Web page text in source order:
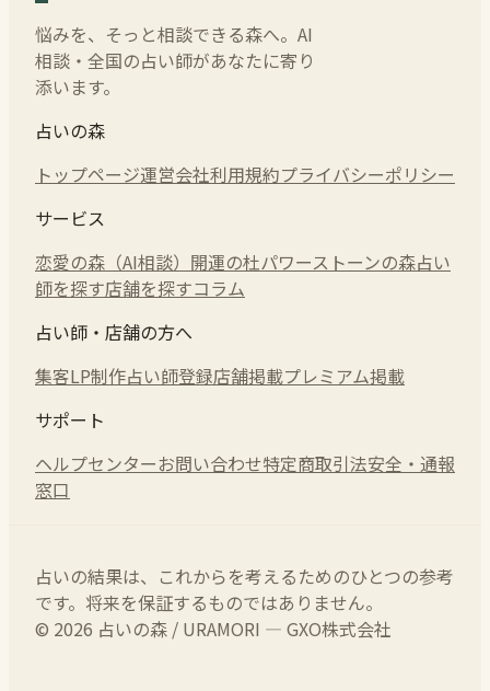
悩みを、そっと相談できる森へ。AI
相談・全国の占い師があなたに寄り
添います。
占いの森
トップページ運営会社利用規約プライバシーポリシー
サービス
恋愛の森（AI相談） 開運の杜パワーストーンの森占い
師を探す店舗を探すコラム
占い師・店舗の方へ
集客LP制作占い師登録店舗掲載プレミアム掲載
サポート
ヘルプセンターお問い合わせ特定商取引法安全・通報
窓口
占いの結果は、これからを考えるためのひとつの参考
です。将来を保証するものではありません。
© 2026 占いの森 / URAMORI — GXO株式会社